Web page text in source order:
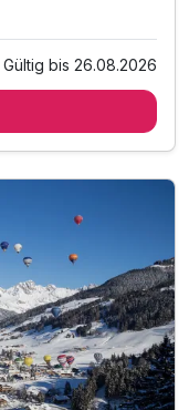
Gültig bis 26.08.2026